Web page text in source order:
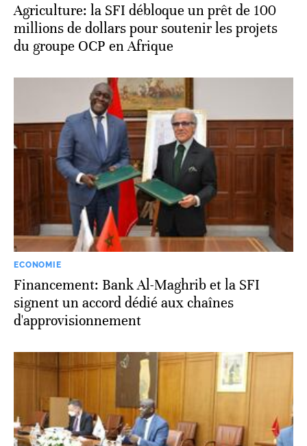
Agriculture: la SFI débloque un prêt de 100
millions de dollars pour soutenir les projets
du groupe OCP en Afrique
ECONOMIE
Financement: Bank Al-Maghrib et la SFI
signent un accord dédié aux chaînes
d'approvisionnement